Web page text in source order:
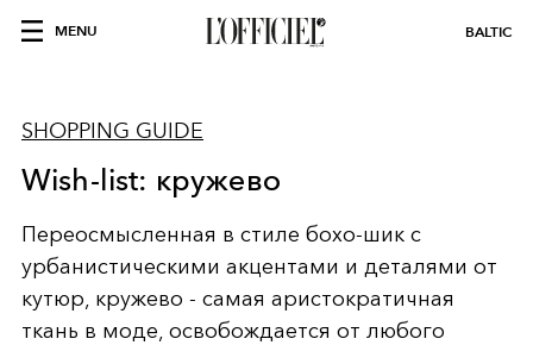
MENU BALTIC
SHOPPING GUIDE
Wish-list: кружево
Переосмысленная в стиле бохо-шик с
урбанистическими акцентами и деталями от
кутюр, кружево - самая аристократичная
ткань в моде, освобождается от любого